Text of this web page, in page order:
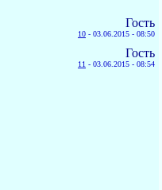
Гость
10 - 03.06.2015 - 08:50
Гость
11 - 03.06.2015 - 08:54